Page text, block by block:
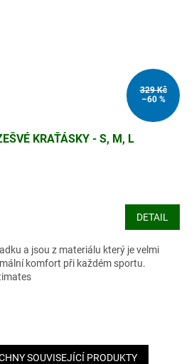
329 Kč
–60 %
KRAŤÁSKY - S, M, L
DETAIL
a jsou z materiálu který je velmi
komfort při každém sportu.
SOUVISEJÍCÍ PRODUKTY